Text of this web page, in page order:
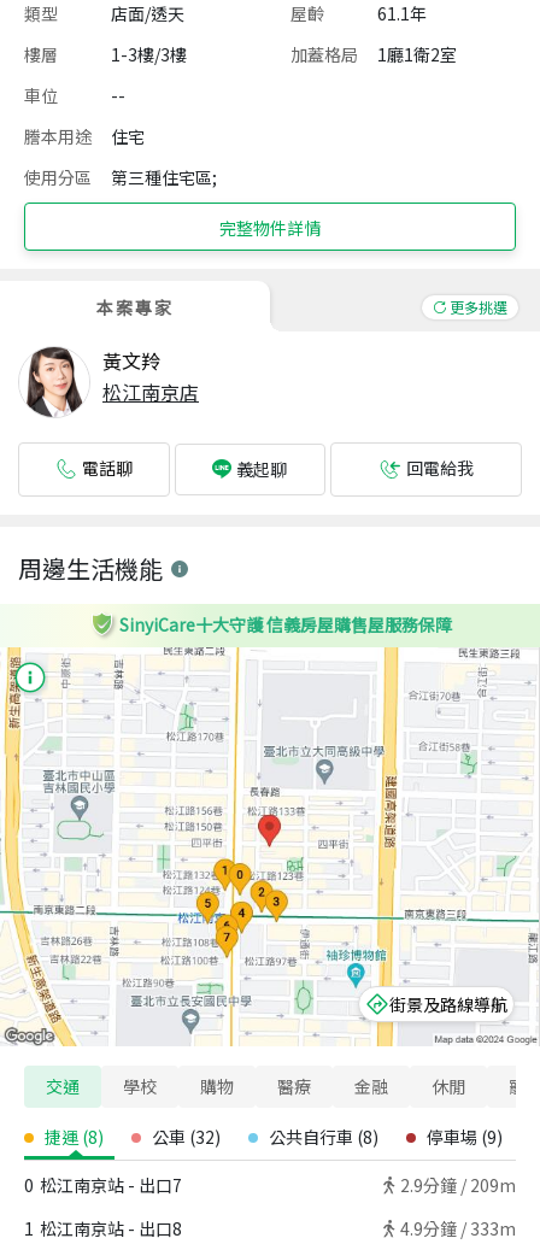
類型 店面/透天 屋齡
61.1年
樓層
1-3樓/3樓 加蓋格局
1廳1衛2室
車位
--
謄本用途
住宅
使用分區
第三種住宅區;
完整物件詳情
本案專家 更多挑選
黃文羚
松江南京店
電話聊 義起聊 回電給我
周邊生活機能
SinyiCare十大守護 信義房屋購售屋服務保障
街景及路線導航
交通 學校 購物 醫療 金融 休閒 寵
捷運 (8) 公車 (32) 公共自行車 (8) 停車場 (9)
0 松江南京站 - 出口7 2.9分鐘 / 209m
1 松江南京站 - 出口8 4.9分鐘 / 333m